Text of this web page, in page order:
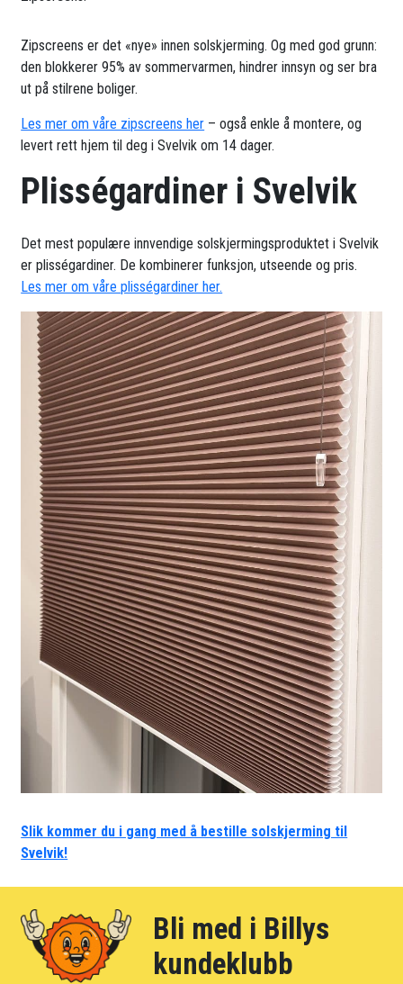
Zipscreens er det «nye» innen solskjerming. Og med god grunn:
den blokkerer 95% av sommervarmen, hindrer innsyn og ser bra
ut på stilrene boliger.
Les mer om våre zipscreens her – også enkle å montere, og
levert rett hjem til deg i Svelvik om 14 dager.
Plisségardiner i Svelvik
Det mest populære innvendige solskjermingsproduktet i Svelvik
er plisségardiner. De kombinerer funksjon, utseende og pris.
Les mer om våre plisségardiner her.
Slik kommer du i gang med å bestille solskjerming til
Svelvik!
Bli med i Billys
kundeklubb